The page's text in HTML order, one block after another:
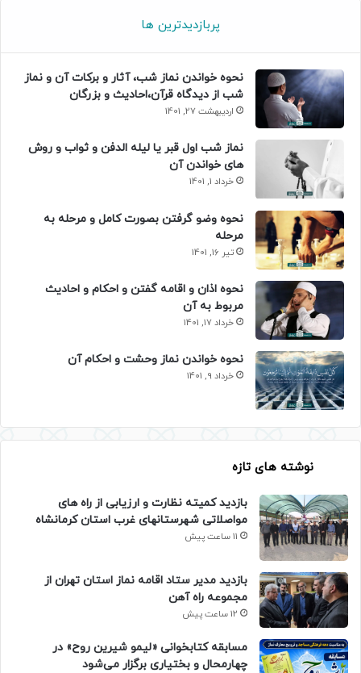
پربازدیدترین ها
نحوه خواندن نماز شب، آثار و برکات آن و نماز
شب از دیدگاه قرآن،احادیث و بزرگان
اردیبهشت 27, 1401
نماز شب اول قبر یا لیله الدفن و ثواب و روش
های خواندن آن
خرداد 1, 1401
نحوه وضو گرفتن بصورت کامل و مرحله به
مرحله
تیر 16, 1401
نحوه اذان و اقامه گفتن و احکام و احادیث
مربوط به آن
خرداد 17, 1401
نحوه خواندن نماز وحشت و احکام آن
خرداد 9, 1401
نوشته های تازه
بازدید کمیته نظارت و ارزیابی از راه های
مواصلاتی شهرستانهای غرب استان کرمانشاه
11 ساعت پیش
بازدید مدیر ستاد اقامه نماز استان تهران از
مجموعه راه آهن
12 ساعت پیش
مسابقه کتابخوانی «لیمو شیرین روح» در
چهارمحال و بختیاری برگزار می‌شود